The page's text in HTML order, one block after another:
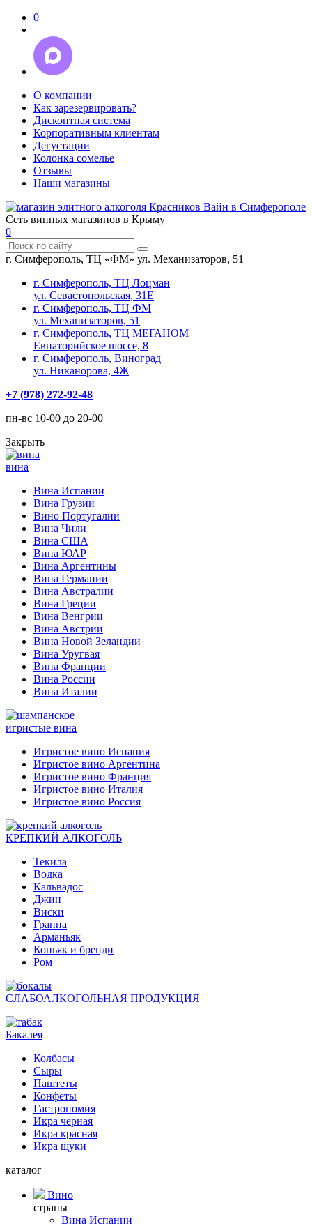
0
О компании
Как зарезервировать?
Дисконтная система
Корпоративным клиентам
Дегустации
Колонка сомелье
Отзывы
Наши магазины
Сеть винных магазинов в Крыму
0
г. Симферополь, ТЦ «ФМ» ул. Механизаторов, 51
г. Симферополь, ТЦ Лоцман
ул. Севастопольская, 31Е
г. Симферополь, ТЦ ФМ
ул. Механизаторов, 51
г. Симферополь, ТЦ МЕГАНОМ
Евпаторийское шоссе, 8
г. Симферополь, Виноград
ул. Никанорова, 4Ж
+7 (978) 272-92-48
пн-вс 10-00 до 20-00
Закрыть
вина
Вина Испании
Вина Грузии
Вино Португалии
Вина Чили
Вина США
Вина ЮАР
Вина Аргентины
Вина Германии
Вина Австралии
Вина Греции
Вина Венгрии
Вина Австрии
Вина Новой Зеландии
Вина Уругвая
Вина Франции
Вина России
Вина Италии
игристые вина
Игристое вино Испания
Игристое вино Аргентина
Игристое вино Франция
Игристое вино Италия
Игристое вино Россия
КРЕПКИЙ АЛКОГОЛЬ
Текила
Водка
Кальвадос
Джин
Виски
Граппа
Арманьяк
Коньяк и бренди
Ром
СЛАБОАЛКОГОЛЬНАЯ ПРОДУКЦИЯ
Бакалея
Колбасы
Сыры
Паштеты
Конфеты
Гастрономия
Икра черная
Икра красная
Икра щуки
каталог
Вино
страны
Вина Испании